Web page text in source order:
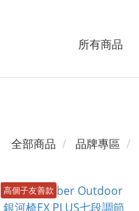
所有商品
全部商品 品牌專區
高個子友善款